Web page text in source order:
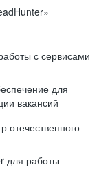
с сервисами
для
вакансий
для работы